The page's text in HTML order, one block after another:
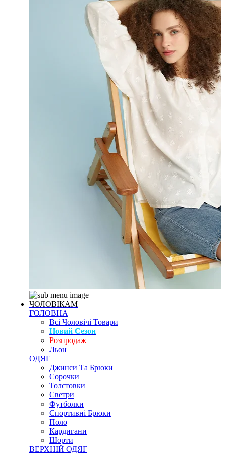
ЧОЛОВІКАМ
ГОЛОВНА
Всі Чоловічі Товари
Новий Сезон
Розпродаж
Льон
ОДЯГ
Джинси Та Брюки
Сорочки
Толстовки
Светри
Футболки
Спортивні Брюки
Поло
Кардигани
Шорти
ВЕРХНІЙ ОДЯГ